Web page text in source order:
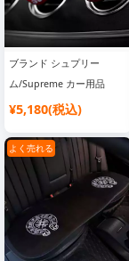
ブランド シュプリー
ム/Supreme カー用品
¥5,180(税込)
よく売れる